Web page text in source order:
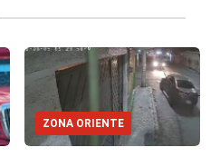
ZONA ORIENTE